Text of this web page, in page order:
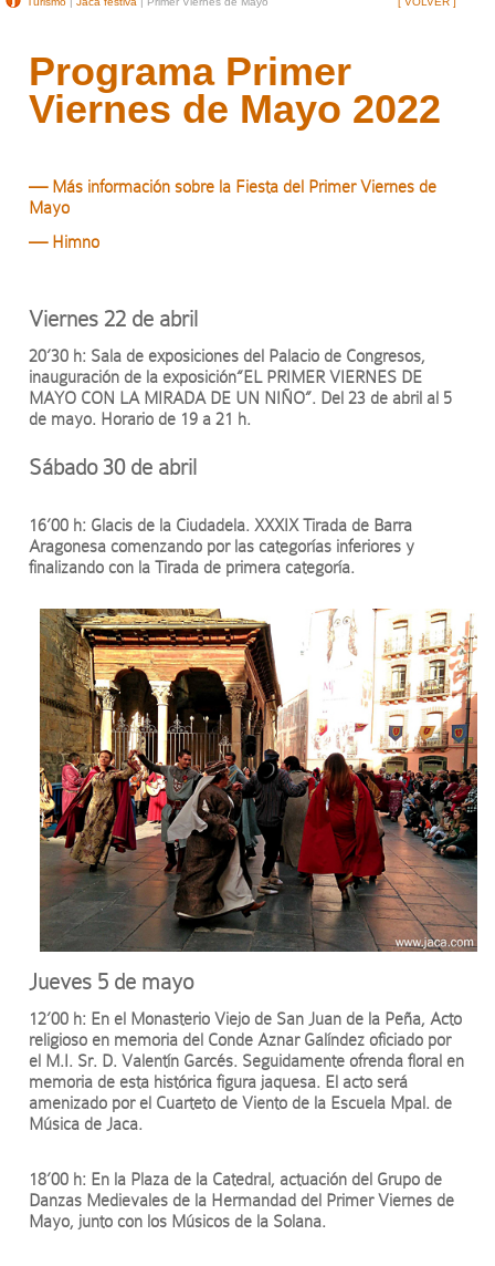
Programa Primer
Viernes de Mayo 2022
— Más información sobre la Fiesta del Primer Viernes de
Mayo
— Himno
Viernes 22 de abril
20’30 h: Sala de exposiciones del Palacio de Congresos,
inauguración de la exposición“EL PRIMER VIERNES DE
MAYO CON LA MIRADA DE UN NIÑO”. Del 23 de abril al 5
de mayo. Horario de 19 a 21 h.
Sábado 30 de abril
16’00 h: Glacis de la Ciudadela. XXXIX Tirada de Barra
Aragonesa comenzando por las categorías inferiores y
finalizando con la Tirada de primera categoría.
Jueves 5 de mayo
12’00 h: En el Monasterio Viejo de San Juan de la Peña, Acto
religioso en memoria del Conde Aznar Galíndez oficiado por
el M.I. Sr. D. Valentín Garcés. Seguidamente ofrenda floral en
memoria de esta histórica figura jaquesa. El acto será
amenizado por el Cuarteto de Viento de la Escuela Mpal. de
Música de Jaca.
18’00 h: En la Plaza de la Catedral, actuación del Grupo de
Danzas Medievales de la Hermandad del Primer Viernes de
Mayo, junto con los Músicos de la Solana.